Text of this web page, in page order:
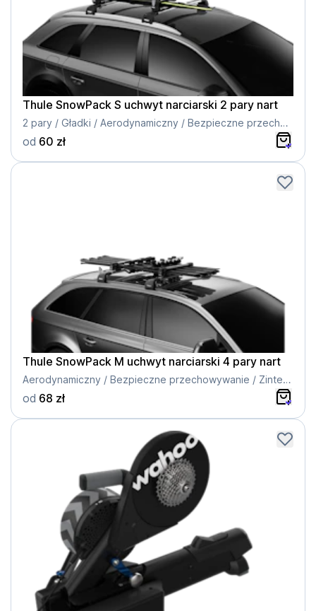
Thule SnowPack S uchwyt narciarski 2 pary nart
2 pary / Gładki / Aerodynamiczny / Bezpieczne przechowywanie
od 60 zł
Thule SnowPack M uchwyt narciarski 4 pary nart
Aerodynamiczny / Bezpieczne przechowywanie / Zintegrowany system sprężynowy / Duży przycisk
od 68 zł